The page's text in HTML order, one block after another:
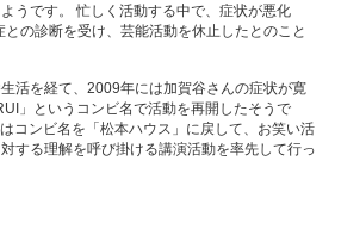
うです。 忙しく活動する中で、症状が悪化
の診断を受け、芸能活動を休止したとのこと
活を経て、2009年には加賀谷さんの症状が寛
」というコンビ名で活動を再開したそうで
コンビ名を「松本ハウス」に戻して、お笑い活
する理解を呼び掛ける講演活動を率先して行っ